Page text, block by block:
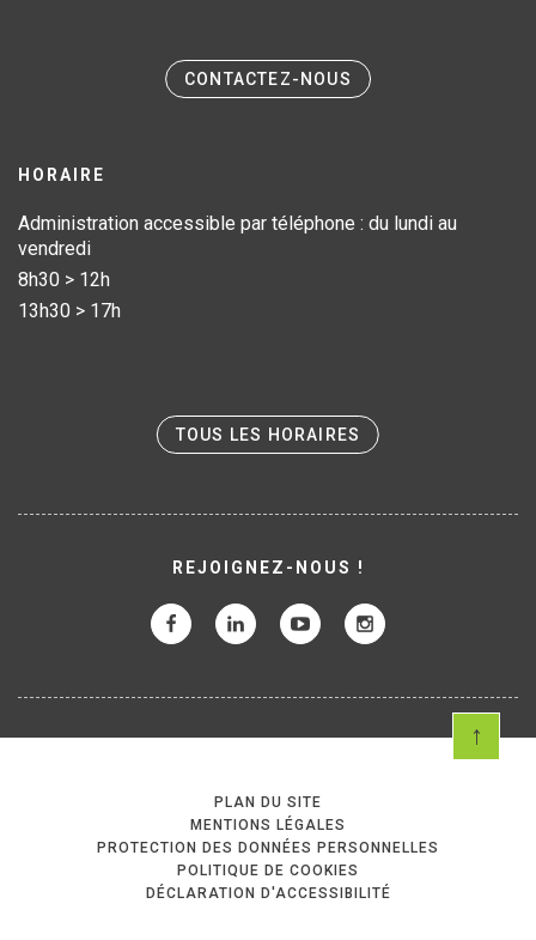
CONTACTEZ-NOUS
HORAIRE
Administration accessible par téléphone : du lundi au
vendredi
8h30 > 12h
13h30 > 17h
TOUS LES HORAIRES
REJOIGNEZ-NOUS !
PLAN DU SITE
MENTIONS LÉGALES
PROTECTION DES DONNÉES PERSONNELLES
POLITIQUE DE COOKIES
DÉCLARATION D'ACCESSIBILITÉ